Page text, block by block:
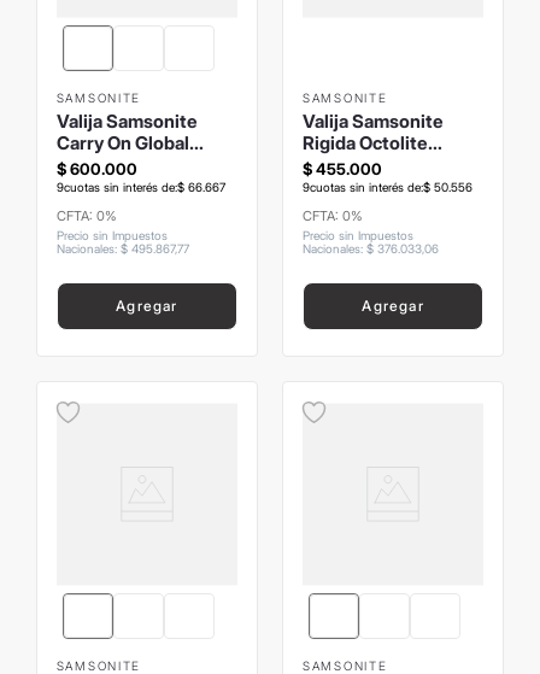
SAMSONITE
Valija Samsonite
Carry On Global
Paralux
$ 600.000
9cuotas sin interés de:$ 66.667
CFTA: 0%
Precio sin Impuestos
Nacionales: $ 495.867,77
Agregar
SAMSONITE
Valija Samsonite
Rigida Octolite
Spinner
Blancagrande
$455.000
9cuotas sin interés de:$ 50556
CFTA: 0%
Precio sin Impuestos
Nacionales: $ 37603306
Agregar
SAMSONITE SAMSONITE